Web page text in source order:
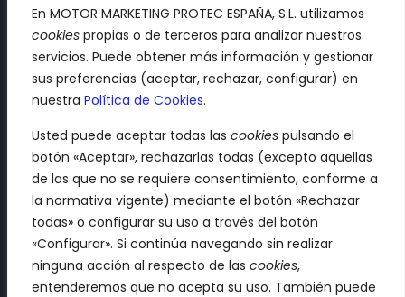
En MOTOR MARKETING PROTEC ESPAÑA, S.L. utilizamos
cookies propias o de terceros para analizar nuestros
servicios. Puede obtener más información y gestionar
sus preferencias (aceptar, rechazar, configurar) en
nuestra Política de Cookies.
Usted puede aceptar todas las cookies pulsando el
botón «Aceptar», rechazarlas todas (excepto aquellas
de las que no se requiere consentimiento, conforme a
la normativa vigente) mediante el botón «Rechazar
todas» o configurar su uso a través del botón
«Configurar». Si continúa navegando sin realizar
ninguna acción al respecto de las cookies,
entenderemos que no acepta su uso. También puede
Aviso legal
Política de privacidad
Términos y condiciones
Declaración de accesibilidad